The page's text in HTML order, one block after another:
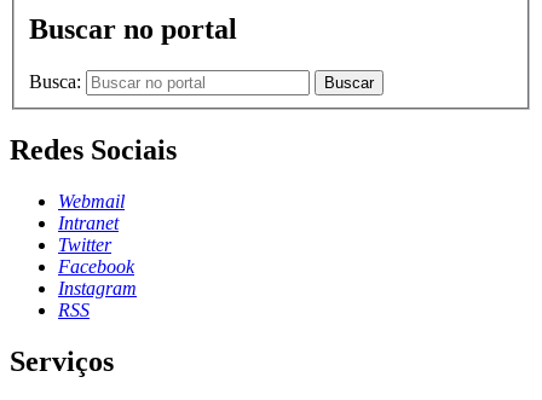
Buscar no portal
Busca: Buscar
Redes Sociais
Webmail
Intranet
Twitter
Facebook
Instagram
RSS
Serviços